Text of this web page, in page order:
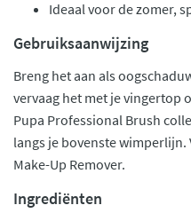
Ideaal voor de zomer,
Gebruiksaanwijzing
Breng het aan als
vervaag het met je vingertop
Pupa Professional Brush
langs je bovenste wimperlijn.
Make-Up Remover.
Ingrediënten